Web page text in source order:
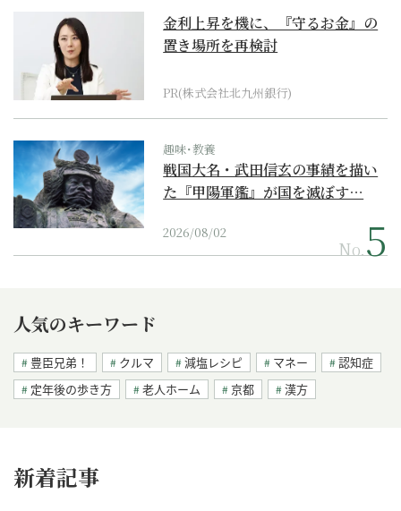
金利上昇を機に、『守るお金』の
置き場所を再検討
PR(株式会社北九州銀行)
趣味･教養
戦国大名・武田信玄の事績を描い
た『甲陽軍鑑』が国を滅ぼす…
2026/08/02
No.
人気のキーワード
豊臣兄弟！ クルマ 減塩レシピ マネー
認知症
定年後の歩き方
老人ホーム 京都 漢方
新着記事